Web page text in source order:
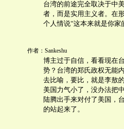
台湾的前途完全取决于中
者，而是实用主义者。在
个人情说“这本来就是你家
作者：Sankeshu
博主过于自信，看看现在
势？台湾的郑氏政权无能
去比喻，要比，就是李敖
美国力气小了，没办法把
陆腾出手来对付了美国，
的站起来了。